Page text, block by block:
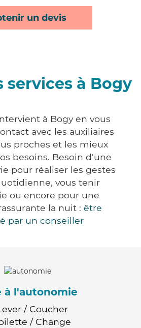
un devis
services à Bogy
à Bogy en vous
avec les auxiliaires
proches et les mieux
besoins. Besoin d'une
pour réaliser les gestes
vous tenir
ou encore pour une
la nuit : être
par un conseiller
à l'autonomie
/ Coucher
/ Change